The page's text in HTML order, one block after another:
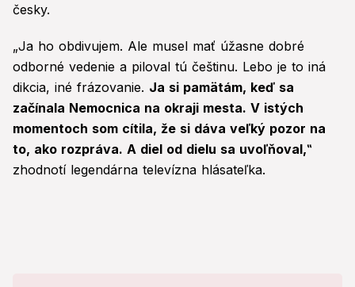
česky.
„Ja ho obdivujem. Ale musel mať úžasne dobré
odborné vedenie a piloval tú češtinu. Lebo je to iná
dikcia, iné frázovanie. Ja si pamätám, keď sa
začínala Nemocnica na okraji mesta. V istých
momentoch som cítila, že si dáva veľký pozor na
to, ako rozpráva. A diel od dielu sa uvoľňoval,‟
zhodnotí legendárna televízna hlásateľka.